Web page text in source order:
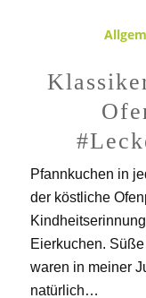
Pfannkuchen in
der köstliche
Eierkuchen.
waren in meiner
natürlich…